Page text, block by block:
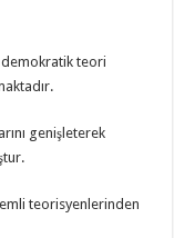
demokratik teori
genişleterek
teorisyenlerinden